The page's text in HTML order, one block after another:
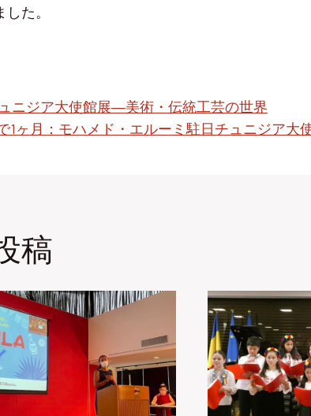
た。
ニジア大使館展―美術・伝統工芸の世界
1ヶ月：モハメド・エルーミ駐日チュニジア大
稿